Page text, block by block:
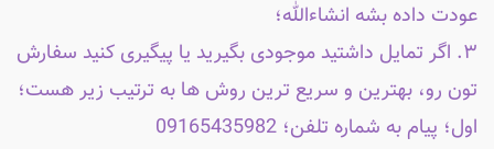
عودت داده بشه انشاءالله؛
۳. اگر تمایل داشتید موجودی بگیرید یا پیگیری کنید سفارش
تون رو، بهترین و سریع ترین روش ها به ترتیب زیر هست؛
اول؛ پیام به شماره تلفن؛ 09165435982